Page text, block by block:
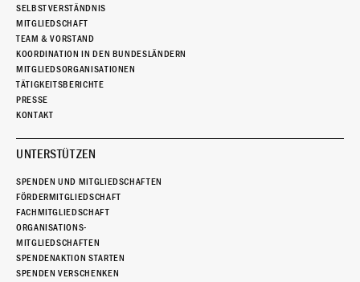
SELBSTVERSTÄNDNIS
MITGLIEDSCHAFT
TEAM & VORSTAND
KOORDINATION IN DEN BUNDESLÄNDERN
MITGLIEDSORGANISATIONEN
TÄTIGKEITSBERICHTE
PRESSE
KONTAKT
UNTERSTÜTZEN
SPENDEN UND MITGLIEDSCHAFTEN
FÖRDERMITGLIEDSCHAFT
FACHMITGLIEDSCHAFT
ORGANISATIONS-
MITGLIEDSCHAFTEN
SPENDENAKTION STARTEN
SPENDEN VERSCHENKEN